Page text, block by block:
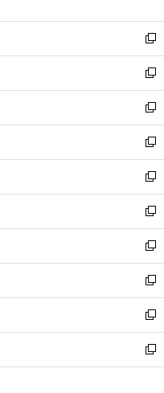
開
く
ウ
で
開
く
ン
ド
ウ
で
開
く
ウ
ィ
ン
ド
ウ
で
開
く
新
し
い
ウ
ィ
ン
ド
ウ
で
開
く
新
し
い
ウ
ィ
ン
ド
ウ
で
開
く
新
し
い
ウ
ィ
ン
ド
ウ
で
開
く
新
し
い
ウ
ィ
ン
ド
ウ
で
開
く
新
し
い
ウ
ィ
ン
ド
ウ
で
開
く
新
し
い
ウ
ィ
ン
ド
ウ
で
開
新
し
い
ウ
ィ
ン
ド
ウ
新
し
い
ウ
ィ
ン
新
し
い
ウ
新
し